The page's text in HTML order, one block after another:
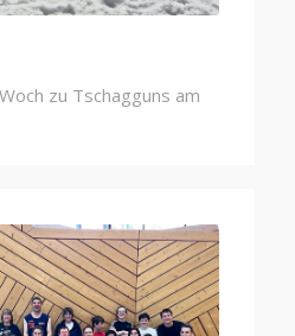
zu Tschagguns am